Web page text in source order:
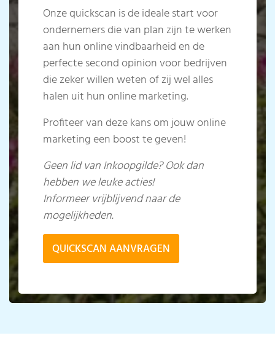
Onze quickscan is de ideale start voor
ondernemers die van plan zijn te werken
aan hun online vindbaarheid en de
perfecte second opinion voor bedrijven
die zeker willen weten of zij wel alles
halen uit hun online marketing.
Profiteer van deze kans om jouw online
marketing een boost te geven!
Geen lid van Inkoopgilde?Ook dan
hebben we leuke acties!
Informeer vrijblijvend naar de
mogelijkheden.
QUICKSCAN AANVRAGEN